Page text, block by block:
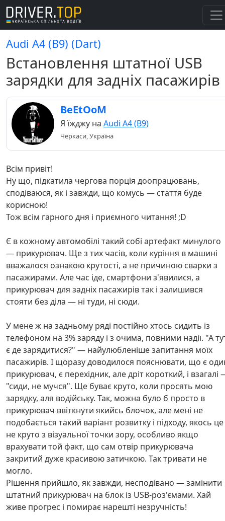
Audi A4 (B9) (Dart)
Встановлення штатної USB
зарядки для задніх пасажирів
BeEtOoM
Я їжджу на Audi A4 (B9)
Черкаси, Україна
Всім привіт!
Ну що, підкатила чергова порція доопрацювань,
сподіваюся, як і завжди, що комусь — стаття буде
корисною!
Тож всім гарного дня і приємного читання! ;D
Є в кожному автомобілі такий собі артефакт минулого
— прикурювач. Ще з тих часів, коли куріння в машині
вважалося ознакою крутості, а не причиною сварки з
пасажирами. Але час іде, смартфони з'явилися, а
прикурювач для задніх пасажирів так і залишився
стояти без діла — ні туди, ні сюди.
У мене ж на задньому ряді постійно хтось сидить із
телефоном на 3% заряду і з очима, повними надії. "А
є де зарядитися?" — найулюбленіше запитання моїх
пасажирів. І щоразу доводилося пояснювати, що є
прикурювач, є перехідник, але дріт короткий, і взагалі
"сиди, не мучся". Ще буває круто, коли просять мою
зарядку, аля водійську. Так, можна було б просто в
прикурювач ввіткнути якийсь блочок, але мені не
подобається такий варіант розвитку і підходу, якось це
не круто з візуальної точки зору, особливо якщо
врахувати той факт, що сам отвір прикурювача
закритий дуже красивою затичкою. Так тривати не
могло.
Рішення прийшло, як завжди, несподівано — замінити
штатний прикурювач на блок із USB-роз'ємами. Хай
живе прогрес і помирає нарешті незручність!